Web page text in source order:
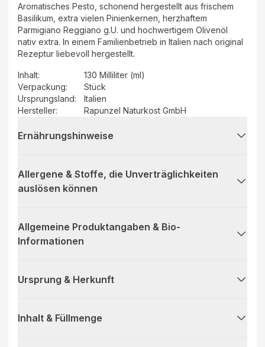
Aromatisches Pesto, schonend hergestellt aus frischem
Basilikum, extra vielen Pinienkernen, herzhaftem
Parmigiano Reggiano g.U. und hochwertigem Olivenöl
nativ extra. In einem Familienbetrieb in Italien nach original
Rezeptur liebevoll hergestellt.
Inhalt:
130 Milliliter (ml)
Verpackung:
Stück
Ursprungsland:
Italien
Hersteller: Rapunzel Naturkost GmbH
Ernährungshinweise
Allergene & Stoffe, die Unverträglichkeiten
auslösen können
Allgemeine Produktangaben & Bio-
Informationen
Ursprung & Herkunft
Inhalt & Füllmenge